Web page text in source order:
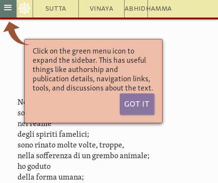
Sutta Vinaya Abhidhamma
≡ ☸
Click on the green menu icon to
expand the sidebar. This has useful
things like authorship and
publication details, navigation links,
tools, and discussions about the text.
Got It
Theragāthā
3.14. Gotama
Nel lungo errare
sono rinato nei vari inferni;
nel reame
degli spiriti famelici;
sono rinato molte volte, troppe,
nella sofferenza di un grembo animale;
ho goduto
della forma umana;